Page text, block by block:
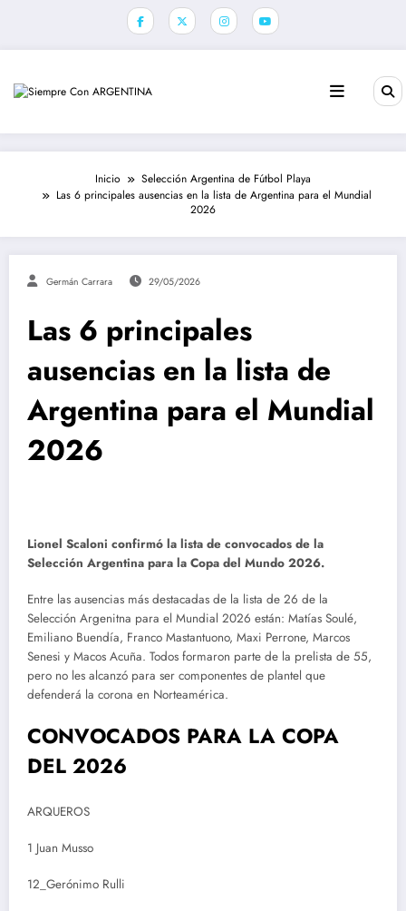
Inicio
Selección Argentina de Fútbol Playa
Las 6 principales ausencias en la lista de Argentina para el Mundial
2026
Germán Carrara 29/05/2026
Las 6 principales
ausencias en la lista de
Argentina para el Mundial
2026
Lionel Scaloni confirmó la lista de convocados de la
Selección Argentina para la Copa del Mundo 2026.
Entre las ausencias más destacadas de la lista de 26 de la
Selección Argenitna para el Mundial 2026 están: Matías Soulé,
Emiliano Buendía, Franco Mastantuono, Maxi Perrone, Marcos
Senesi y Macos Acuña. Todos formaron parte de la prelista de 55,
pero no les alcanzó para ser componentes de plantel que
defenderá la corona en Norteamérica.
CONVOCADOS PARA LA COPA
DEL 2026
ARQUEROS
1 Juan Musso
12_Gerónimo Rulli